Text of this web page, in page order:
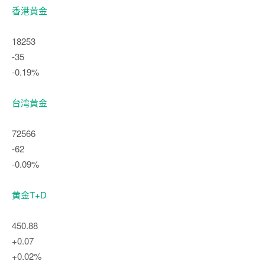
香港黄金
18253
-35
-0.19%
台湾黄金
72566
-62
-0.09%
黄金T+D
450.88
+0.07
+0.02%